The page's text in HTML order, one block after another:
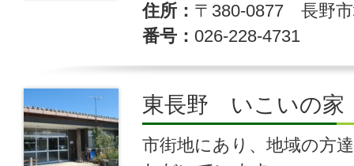
住所
〒380-0877 長野
番号
026-228-4731
東長野 いこいの家
市街地にあり、地域の方